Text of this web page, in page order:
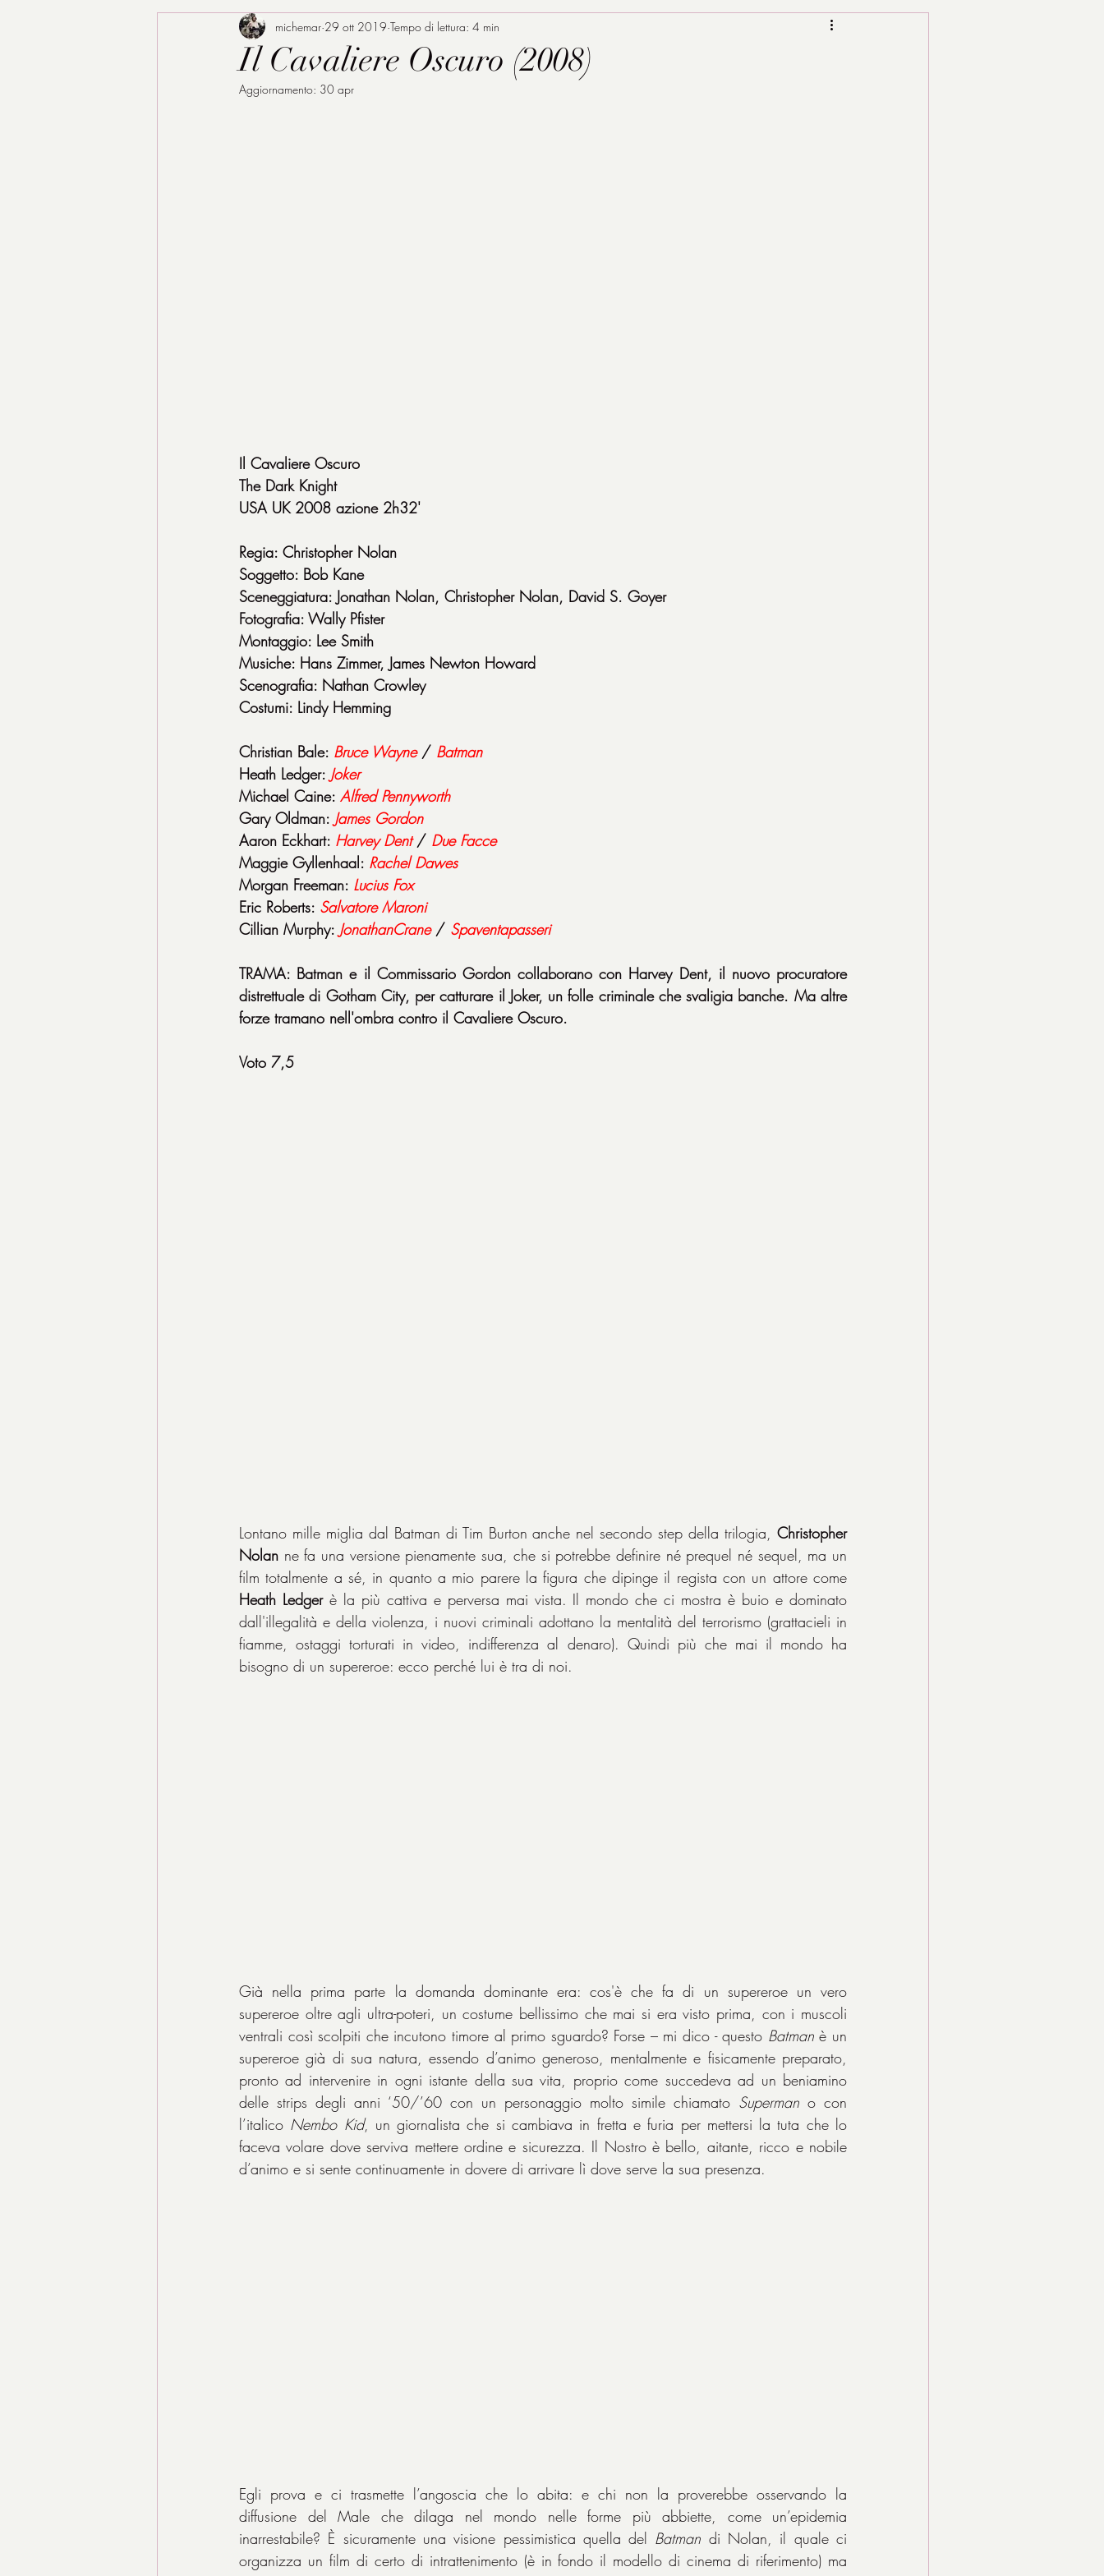
Il Cavaliere Oscuro (2008)
michemar 29 ott 2019 Tempo di lettura: 4 min
Aggiornamento: 30 apr
Il Cavaliere Oscuro
The Dark Knight
USA UK 2008 azione 2h32'
Regia: Christopher Nolan
Soggetto: Bob Kane
Sceneggiatura: Jonathan Nolan, Christopher Nolan, David S. Goyer
Fotografia: Wally Pfister
Montaggio: Lee Smith
Musiche: Hans Zimmer, James Newton Howard
Scenografia: Nathan Crowley
Costumi: Lindy Hemming
Christian Bale: Bruce Wayne / Batman
Heath Ledger: Joker
Michael Caine: Alfred Pennyworth
Gary Oldman: James Gordon
Aaron Eckhart: Harvey Dent / Due Facce
Maggie Gyllenhaal: Rachel Dawes
Morgan Freeman: Lucius Fox
Eric Roberts: Salvatore Maroni
Cillian Murphy: JonathanCrane / Spaventapasseri
TRAMA: Batman e il Commissario Gordon collaborano con Harvey Dent, il nuovo procuratore
distrettuale di Gotham City, per catturare il Joker, un folle criminale che svaligia banche. Ma altre
forze tramano nell'ombra contro il Cavaliere Oscuro.
Voto 7,5
Lontano mille miglia dal Batman di Tim Burton anche nel secondo step della trilogia, Christopher
Nolan ne fa una versione pienamente sua, che si potrebbe definire né prequel né sequel, ma un
Heath Ledger è la più cattiva e perversa mai vista. Il mondo che ci mostra è buio e dominato
dall'illegalità e della violenza, i nuovi criminali adottano la mentalità del terrorismo (grattacieli in
fiamme, ostaggi torturati in video, indifferenza al denaro). Quindi più che mai il mondo ha
bisogno di un supereroe: ecco perché lui è tra di noi.
Già nella prima parte la domanda dominante era: cos'è che fa di un supereroe un vero
supereroe oltre agli ultra-poteri, un costume bellissimo che mai si era visto prima, con i muscoli
ventrali così scolpiti che incutono timore al primo sguardo? Forse – mi dico - questo Batman è un
supereroe già di sua natura, essendo d’animo generoso, mentalmente e fisicamente preparato,
pronto ad intervenire in ogni istante della sua vita, proprio come succedeva ad un beniamino
delle strips degli anni ‘50/’60 con un personaggio molto simile chiamato Superman o con
l’italico Nembo Kid, un giornalista che si cambiava in fretta e furia per mettersi la tuta che lo
faceva volare dove serviva mettere ordine e sicurezza. Il Nostro è bello, aitante, ricco e nobile
d’animo e si sente continuamente in dovere di arrivare lì dove serve la sua presenza.
Egli prova e ci trasmette l’angoscia che lo abita: e chi non la proverebbe osservando la
diffusione del Male che dilaga nel mondo nelle forme più abbiette, come un’epidemia
inarrestabile? È sicuramente una visione pessimistica quella del Batman di Nolan, il quale ci
organizza un film di certo di intrattenimento (è in fondo il modello di cinema di riferimento) ma